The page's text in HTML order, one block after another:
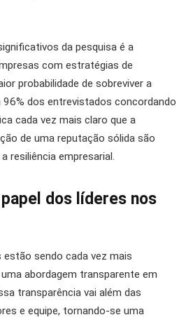
da pesquisa é a
com estratégias de
probabilidade de sobreviver a
96% dos entrevistados concordando
cada vez mais claro que a
de uma reputação sólida são
resiliência empresarial.
dos líderes nos
sendo cada vez mais
abordagem transparente em
transparência vai além das
e equipe, tornando-se uma